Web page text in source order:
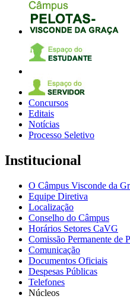
Concursos
Editais
Notícias
Processo Seletivo
Institucional
O Câmpus Visconde da
Equipe Diretiva
Localização
Conselho do Câmpus
Horários Setores CaVG
Comissão Permanente de
Comunicação
Documentos Oficiais
Despesas Públicas
Telefones
Núcleos